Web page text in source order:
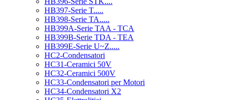
HB397-Serie T.....
HB398-Serie TA.....
HB399A-Serie TAA - TCA
HB399B-Serie TDA - TEA
HB399E-Serie U~Z.....
HC2-Condensatori
HC31-Ceramici 50V
HC32-Ceramici 500V
HC33-Condensatori per Motori
HC34-Condensatori X2